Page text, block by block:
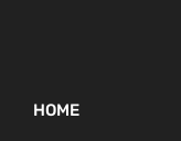
HOME